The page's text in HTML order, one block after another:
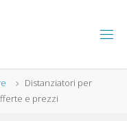
Distanziatori per
e prezzi